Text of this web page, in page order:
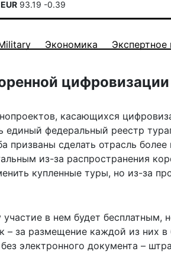
EUR 93.19 -0.39
Экономика Экспертное
цифровизации
касающихся
единый федеральный реестр
сделать отрасль более
из-за распространения
купленные туры, но из-за
в нем будет бесплатным,
– за размещение каждой из них в
электронного документа –